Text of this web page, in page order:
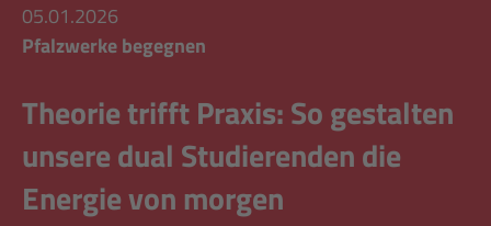
05.01.2026
Pfalzwerke begegnen
Theorie trifft Praxis: So gestalten
unsere dual Studierenden die
Energie von morgen